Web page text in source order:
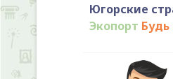
Югорские
Экопорт